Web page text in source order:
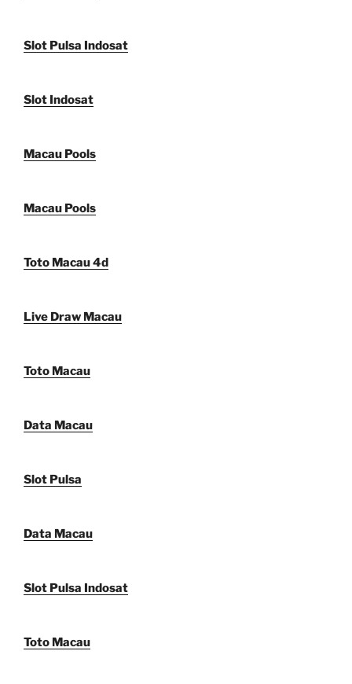
Slot Pulsa Indosat
Slot Indosat
Macau Pools
Macau Pools
Toto Macau 4d
Live Draw Macau
Toto Macau
Data Macau
Slot Pulsa
Data Macau
Slot Pulsa Indosat
Toto Macau